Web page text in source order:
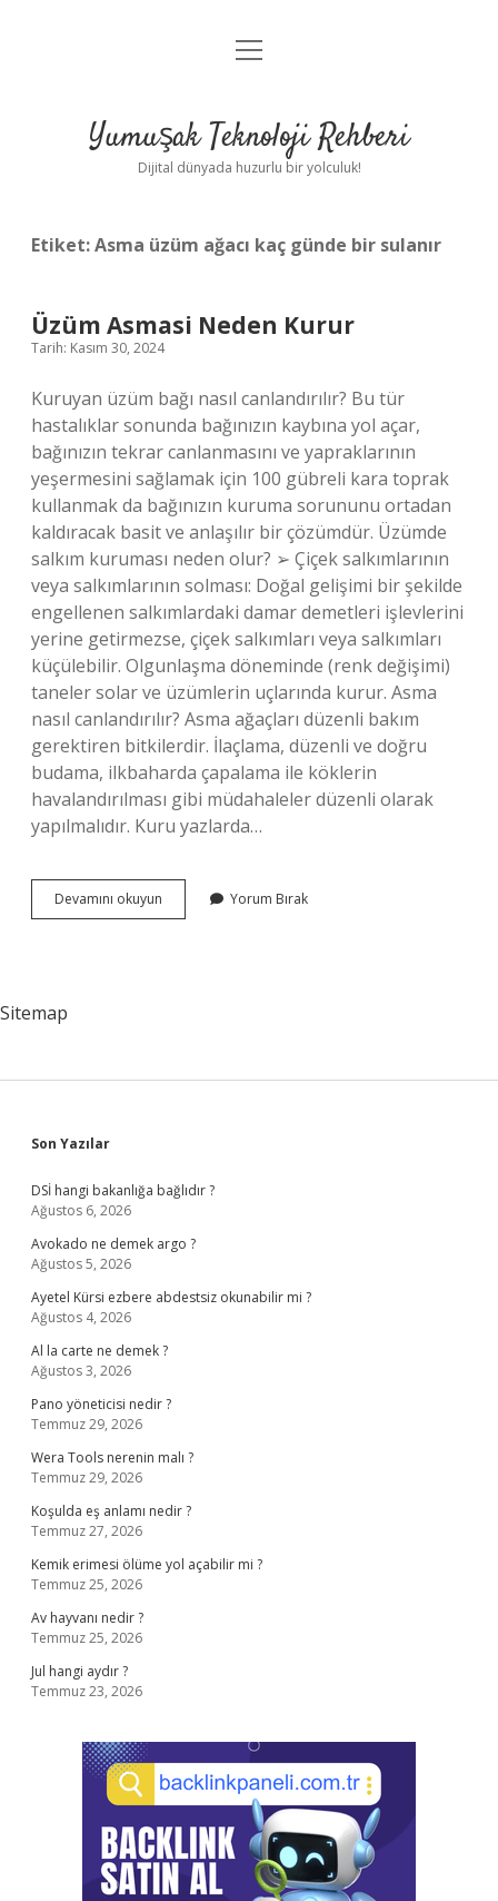
Anasayfa
Yasal Uyarı
menüyü
Yumuşak Teknoloji Rehberi
Dijital dünyada huzurlu bir yolculuk!
Etiket:Asma üzüm ağacı kaç günde bir sulanır
Üzüm Asmasi Neden Kurur
Tarih: Kasım 30, 2024
Kuruyan üzüm bağı nasıl canlandırılır? Bu tür
hastalıklar sonunda bağınızın kaybına yol açar,
bağınızın tekrar canlanmasını ve yapraklarının
yeşermesini sağlamak için 100 gübreli kara toprak
kullanmak da bağınızın kuruma sorununu ortadan
kaldıracak basit ve anlaşılır bir çözümdür. Üzümde
salkım kuruması neden olur? ➢ Çiçek salkımlarının
veya salkımlarının solması: Doğal gelişimi bir şekilde
engellenen salkımlardaki damar demetleri işlevlerini
yerine getirmezse, çiçek salkımları veya salkımları
küçülebilir. Olgunlaşma döneminde (renk değişimi)
taneler solar ve üzümlerin uçlarında kurur. Asma
nasıl canlandırılır? Asma ağaçları düzenli bakım
gerektiren bitkilerdir. İlaçlama, düzenli ve doğru
budama, ilkbaharda çapalama ile köklerin
havalandırılması gibi müdahaleler düzenli olarak
yapılmalıdır. Kuru yazlarda…
Devamını okuyun
Asmasi
Yorum Bırak
Sitemap
Sidebar
Son Yazılar
DSİ hangi bakanlığa bağlıdır ?
Ağustos 6, 2026
Avokado ne demek argo ?
Ağustos 5, 2026
Ayetel Kürsi ezbere abdestsiz okunabilir mi ?
Ağustos 4, 2026
Al la carte ne demek ?
Ağustos 3, 2026
Pano yöneticisi nedir ?
Temmuz 29, 2026
Wera Tools nerenin malı ?
Temmuz 29, 2026
Koşulda eş anlamı nedir ?
Temmuz 27, 2026
Kemik erimesi ölüme yol açabilir mi ?
Temmuz 25, 2026
Av hayvanı nedir ?
Temmuz 25, 2026
Jul hangi aydır ?
Temmuz 23, 2026